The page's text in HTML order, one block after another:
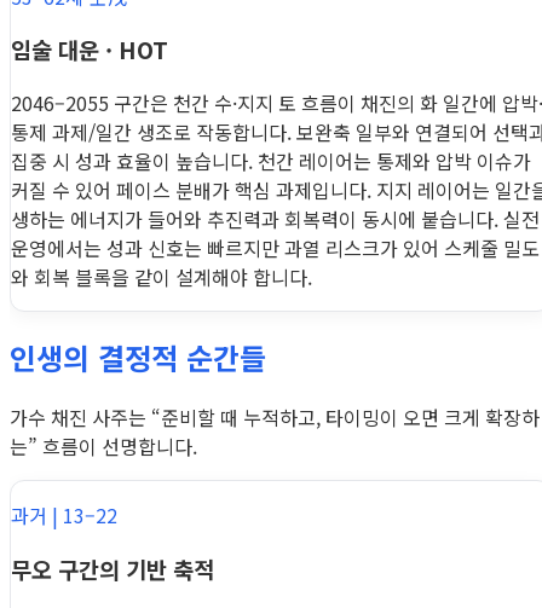
임술 대운 · HOT
2046–2055 구간은 천간 수·지지 토 흐름이 채진의 화 일간에 압박·
통제 과제/일간 생조로 작동합니다. 보완축 일부와 연결되어 선택
집중 시 성과 효율이 높습니다. 천간 레이어는 통제와 압박 이슈가
커질 수 있어 페이스 분배가 핵심 과제입니다. 지지 레이어는 일간
생하는 에너지가 들어와 추진력과 회복력이 동시에 붙습니다. 실전
운영에서는 성과 신호는 빠르지만 과열 리스크가 있어 스케줄 밀도
와 회복 블록을 같이 설계해야 합니다.
인생의 결정적 순간들
가수 채진 사주는 “준비할 때 누적하고, 타이밍이 오면 크게 확장하
는” 흐름이 선명합니다.
과거 | 13–22
무오 구간의 기반 축적